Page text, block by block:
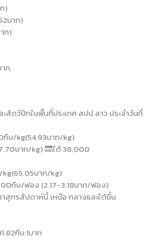
)
บาท)
ท)
ท.
ตว์ปีกในพื้นที่ประเทศ สปป.ลาว ประจำวันที่
กีบ/kg(54.93บาท/kg)
บาท/kg) 🔜ใต้ 38,000
บาท/kg)
กีบ/ฟอง (2.17-3.18บาท/ฟอง)
สุกรสัปดาห์นี้ เหนือ กลางและใต้ขึ้น
กีบ:1บาท